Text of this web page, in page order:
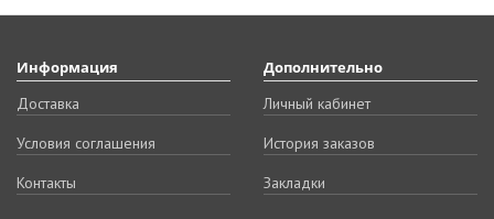
Информация
Доставка
Условия соглашения
Контакты
Дополнительно
Личный кабинет
История заказов
Закладки